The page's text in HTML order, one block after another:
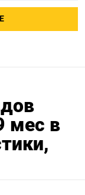
мес в